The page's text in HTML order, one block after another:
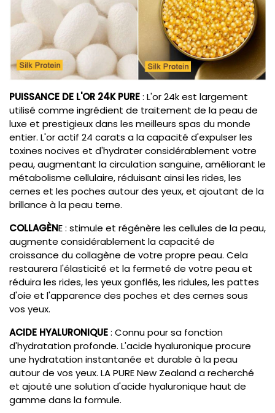
PUISSANCE DE L'OR 24K PURE: L'or 24k est largement
utilisé comme ingrédient de traitement de la peau de
luxe et prestigieux dans les meilleurs spas du monde
entier. L'or actif 24 carats a la capacité d'expulser les
toxines nocives et d'hydrater considérablement votre
peau, augmentant la circulation sanguine, améliorant le
métabolisme cellulaire, réduisant ainsi les rides, les
cernes et les poches autour des yeux, et ajoutant de la
brillance à la peau terne.
COLLAGÈNE : stimule et régénère les cellules de la peau,
augmente considérablement la capacité de
croissance du collagène de votre propre peau. Cela
restaurera l'élasticité et la fermeté de votre peau et
réduira les rides, les yeux gonflés, les ridules, les pattes
d'oie et l'apparence des poches et des cernes sous
vos yeux.
ACIDE HYALURONIQUE: Connu pour sa fonction
d'hydratation profonde. L'acide hyaluronique procure
une hydratation instantanée et durable à la peau
autour de vos yeux. LA PURE New Zealand a recherché
et ajouté une solution d'acide hyaluronique haut de
gamme dans la formule.